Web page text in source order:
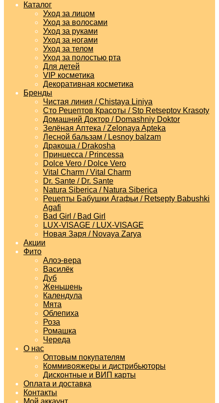
Каталог
Уход за лицом
Уход за волосами
Уход за руками
Уход за ногами
Уход за телом
Уход за полостью рта
Для детей
VIP косметика
Декоративная косметика
Бренды
Чистая линия / Chistaya Liniya
Сто Рецептов Красоты / Sto Retseptov Krasoty
Домашний Доктор / Domashniy Doktor
Зелёная Аптека / Zelonaya Apteka
Лесной бальзам / Lesnoy balzam
Дракоша / Drakosha
Принцесса / Princessa
Dolce Vero / Dolce Vero
Vital Charm / Vital Charm
Dr. Sante / Dr. Sante
Natura Siberica / Natura Siberica
Рецепты Бабушки Агафьи / Retsepty Babushki
Agafi
Bad Girl / Bad Girl
LUX-VISAGE / LUX-VISAGE
Новая Заря / Novaya Zarya
Акции
Фито
Алоэ-вера
Василёк
Дуб
Женьшень
Календула
Мята
Облепиха
Роза
Ромашка
Череда
О нас
Оптовым покупателям
Коммивояжеры и дистрибьюторы
Дисконтные и ВИП карты
Оплата и доставка
Контакты
Мой аккаунт